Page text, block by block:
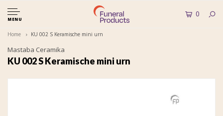
MENU
0
Home KU 002 S Keramische mini urn
Mastaba Ceramika
KU 002 S Keramische mini urn